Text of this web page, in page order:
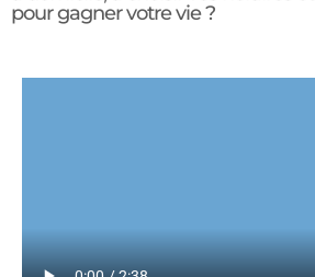
pour gagner votre vie ?